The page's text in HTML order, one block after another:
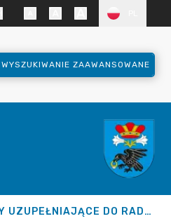
WYSZUKIWANIE ZAAWANSOWANE
WYBORY UZUPEŁNIAJĄCE DO RADY GMINY 2026